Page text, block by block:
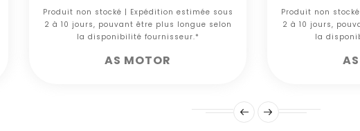
Produit non stocké | Expédition estimée sous
2 à 10 jours, pouvant être plus longue selon
la disponibilité fournisseur.*
AS MOTOR
Produit non
2 à 10 jours,
la